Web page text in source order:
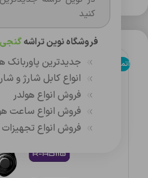
کنید
فروشگاه نوین تراشهگنجی
جدیدترین پاوربانک
انواع کابل شارژ و
فروش انواع هولدر
فروش انواع ساعت
فروش انواع
اتمام موجودی